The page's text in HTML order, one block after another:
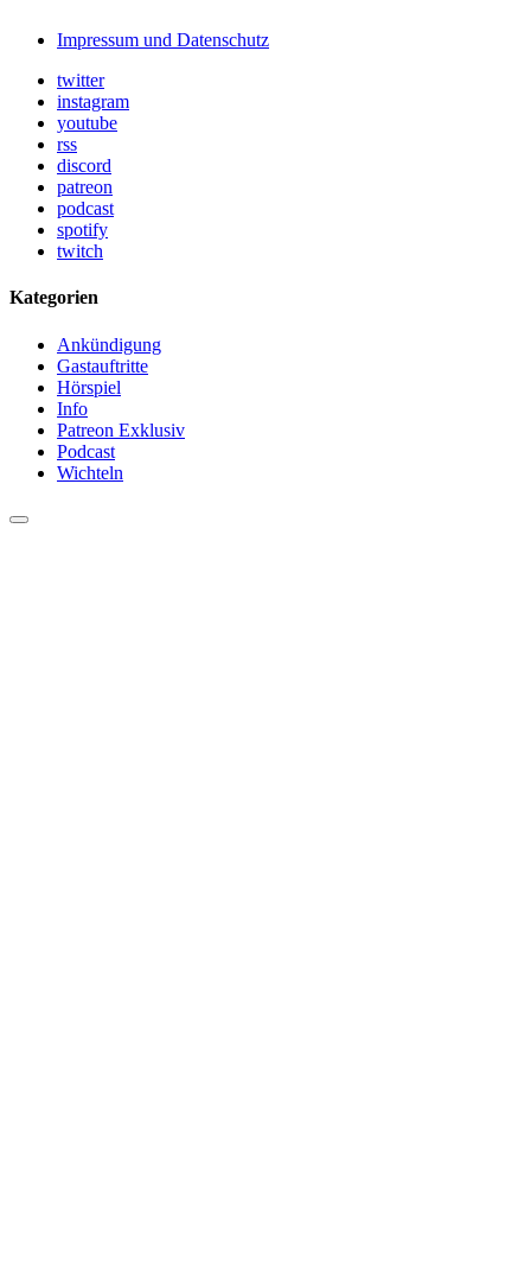
Impressum und Datenschutz
twitter
instagram
youtube
rss
discord
patreon
podcast
spotify
twitch
Kategorien
Ankündigung
Gastauftritte
Hörspiel
Info
Patreon Exklusiv
Podcast
Wichteln